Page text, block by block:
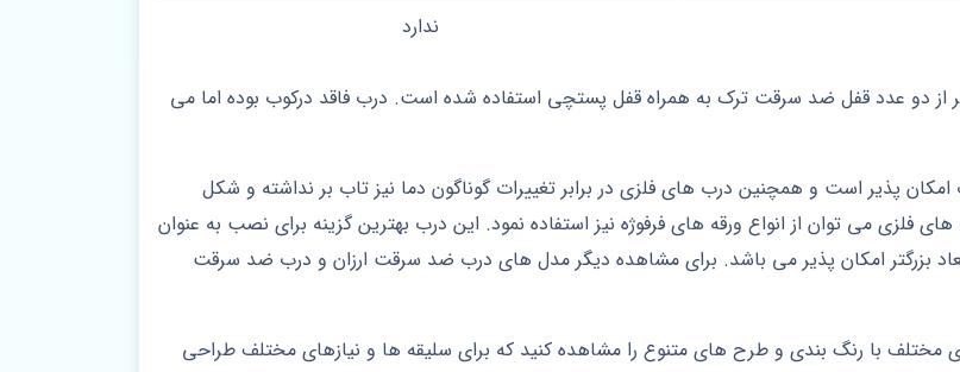
ندارد
دو عدد قفل ضد سرقت ترک به همراه قفل پستچی استفاده شده است. درب فاقد درکوب بوده اما می
پذیر است و همچنین درب های فلزی در برابر تغییرات گوناگون دما نیز تاب بر نداشته و شکل
می توان از انواع ورقه های فرفوژه نیز استفاده نمود. این درب بهترین گزینه برای نصب به عنوان
بزرگتر امکان پذیر می باشد. برای مشاهده دیگر مدل های درب ضد سرقت ارزان و درب ضد سرقت
مختلف با رنگ‌ بندی و طرح‌ های متنوع را مشاهده کنید که برای سلیقه‌ ها و نیازهای مختلف طراحی